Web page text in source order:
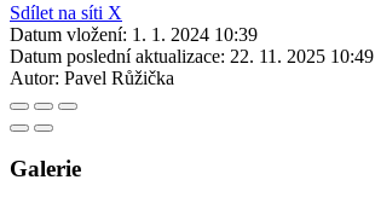
Sdílet na síti X
Datum vložení: 1. 1. 2024 10:39
Datum poslední aktualizace: 22. 11. 2025 10:49
Autor: Pavel Růžička
Galerie